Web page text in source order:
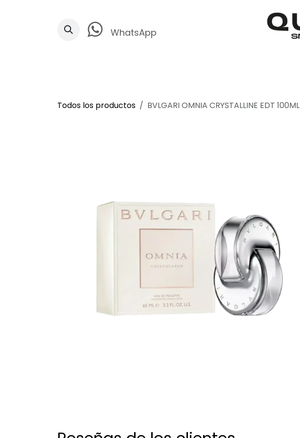
WhatsApp
Todos los productos BVLGARI OMNIA CRYSTALLINE EDT 100ML